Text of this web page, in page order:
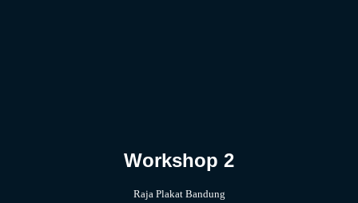
Workshop 2
Raja Plakat Bandung